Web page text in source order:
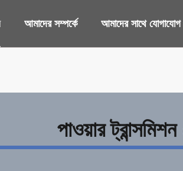
আমাদের সম্পর্কে আমাদের সাথে
পাওয়ার